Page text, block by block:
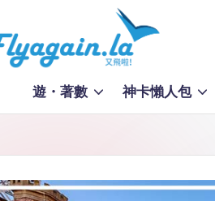
遊・著數 神卡懶人包